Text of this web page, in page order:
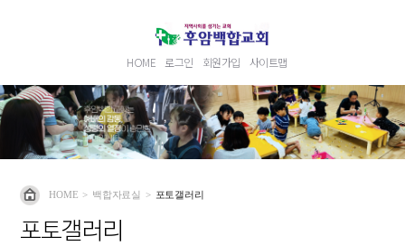
HOME 로그인 회원가입 사이트맵
HOME > 백합자료실 > 포토갤러리
포토갤러리